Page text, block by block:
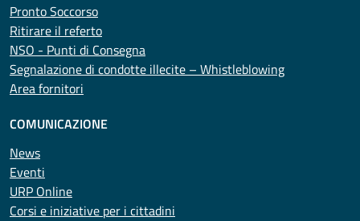
Pronto Soccorso
Ritirare il referto
NSO - Punti di Consegna
Segnalazione di condotte illecite – Whistleblowing
Area fornitori
COMUNICAZIONE
News
Eventi
URP Online
Corsi e iniziative per i cittadini